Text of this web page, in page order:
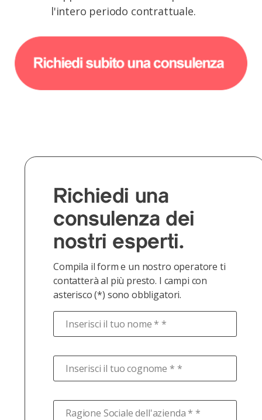
l'intero periodo contrattuale.
Richiedi una
consulenza dei
nostri esperti.
Compila il form e un nostro operatore ti
contatterà al più presto. I campi con
asterisco (*) sono obbligatori.
Inserisci il tuo nome * *
Inserisci il tuo cognome * *
Ragione Sociale dell'azienda * *